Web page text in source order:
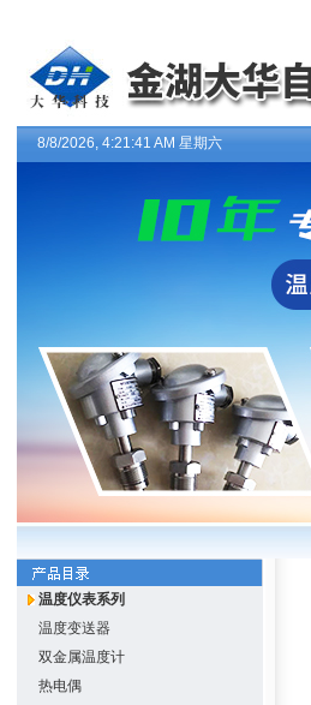
8/8/2026, 4:21:41 AM 星期六
温度仪表系列
温度变送器
双金属温度计
热电偶